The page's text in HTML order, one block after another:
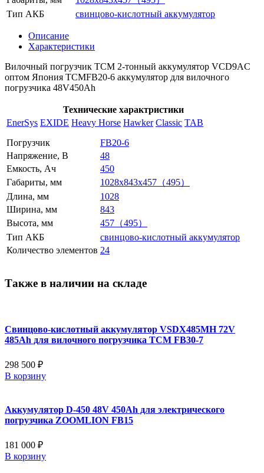
Тип АКБ
свинцово-кислотный аккумулятор
Описание
Характеристики
Вилочный погрузчик TCM 2-тонный аккумулятор VCD9AC
оптом Япония TCMFB20-6 аккумулятор для вилочного
погрузчика 48V450Ah
Технические характристики
EnerSys EXIDE Heavy Horse Hawker Classic TAB
Погрузчик
FB20-6
Напряжение, В
48
Емкость, Ач
450
Габариты, мм
1028x843x457（495）
Длина, мм
1028
Ширина, мм
843
Высота, мм
457（495）
Тип АКБ
свинцово-кислотный аккумулятор
Количество элементов 24
Также в наличии на складе
Свинцово-кислотный аккумулятор VSDX485MH 72V
485Ah для вилочного погрузчика TCM FB30-7
298 500 ₽
В корзину
Аккумулятор D-450 48V 450Ah для электрического
погрузчика ZOOMLION FB15
181 000 ₽
В корзину